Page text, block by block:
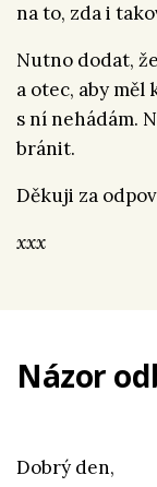
na to, zda i
Nutno dodat,
a otec, aby měl
s ní nehádám.
bránit.
Děkuji za
xxx
Názor
Dobrý den,